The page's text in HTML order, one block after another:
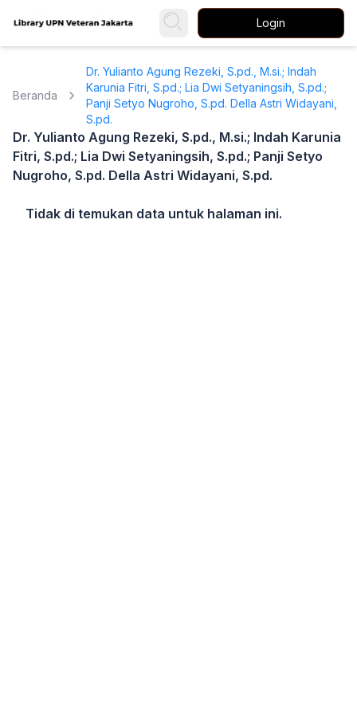
Login
Beranda
Dr. Yulianto Agung Rezeki, S.pd., M.si.; Indah
Karunia Fitri, S.pd.; Lia Dwi Setyaningsih, S.pd.;
Panji Setyo Nugroho, S.pd. Della Astri Widayani,
S.pd.
Dr. Yulianto Agung Rezeki, S.pd., M.si.; Indah Karunia
Fitri, S.pd.; Lia Dwi Setyaningsih, S.pd.; Panji Setyo
Nugroho, S.pd. Della Astri Widayani, S.pd.
Tidak di temukan data untuk halaman ini.